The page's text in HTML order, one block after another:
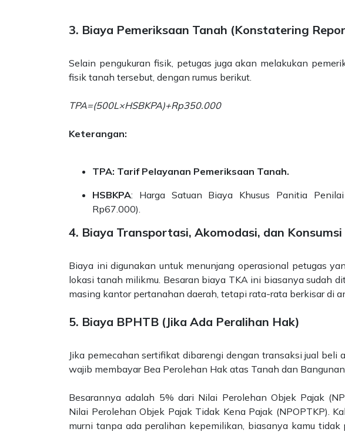
3. Biaya Pemeriksaan Tanah (Konstatering
Selain pengukuran fisik, petugas juga akan melakukan
fisik tanah tersebut, dengan rumus berikut.
TPA=(500L​×HSBKPA)+Rp350.000
Keterangan:
TPA: Tarif Pelayanan Pemeriksaan Tanah.
HSBKPA: Harga Satuan Biaya Khusus Panitia
Rp67.000).
4. Biaya Transportasi, Akomodasi, dan
Biaya ini digunakan untuk menunjang operasional petugas
lokasi tanah milikmu. Besaran biaya TKA ini biasanya sudah
masing kantor pertanahan daerah, tetapi rata-rata berkisar di
5. Biaya BPHTB (Jika Ada Peralihan Hak)
Jika pemecahan sertifikat dibarengi dengan transaksi jual beli
wajib membayar Bea Perolehan Hak atas Tanah dan Bangunan
Besarannya adalah 5% dari Nilai Perolehan Objek Pajak
Nilai Perolehan Objek Pajak Tidak Kena Pajak (NPOPTKP).
murni tanpa ada peralihan kepemilikan, biasanya kamu tidak